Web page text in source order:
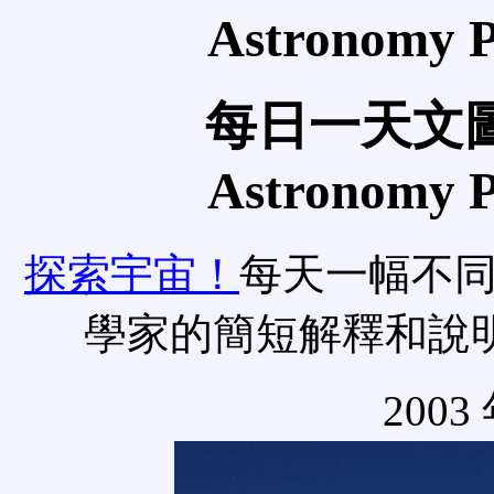
Astronomy
每日一天文
Astronomy
探索宇宙！ 每天一幅不
學家的簡短解釋和說
2003